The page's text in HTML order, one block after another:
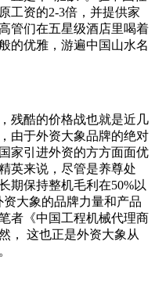
工资的2-3倍，并提供家
管们在五星级酒店里喝着
的优雅，游遍中国山水名
残酷的价格战也就是近几
由于外资大象品牌的绝对
家引进外资的方方面面优
英来说，尽管是养尊处
期保持整机毛利在50%以
资大象的品牌力量和产品
者《中国工程机械代理商
， 这也正是外资大象从